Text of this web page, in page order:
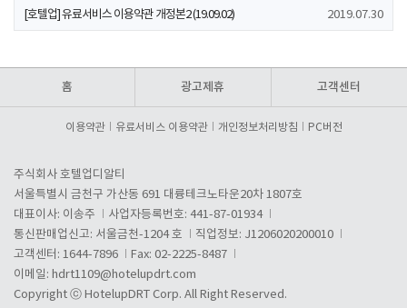
[호텔업] 유료서비스 이용약관 개정본2 (19.09.02) 2019.07.30
홈 광고제휴 고객센터
이용약관 유료서비스 이용약관 개인정보처리방침 PC버전
주식회사 호텔업디알티
서울특별시 금천구 가산동 691 대륭테크노타운20차 1807호
대표이사: 이송주
사업자등록번호: 441-87-01934
통신판매업신고: 서울금천-1204 호
직업정보: J1206020200010
고객센터: 1644-7896
Fax: 02-2225-8487
이메일: hdrt1109@hotelupdrt.com
Copyright ⓒ HotelupDRT Corp. All Right Reserved.